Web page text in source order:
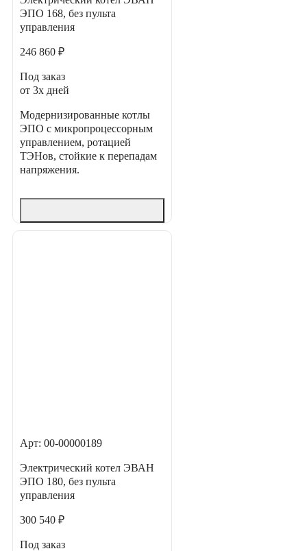
ЭПО 168, без пульта
управления
246 860 ₽
Под заказ
от 3х дней
Модернизированные котлы
ЭПО с микропроцессорным
управлением, ротацией
ТЭНов, стойкие к перепадам
напряжения.
Арт: 00-00000189
Электрический котел ЭВАН
ЭПО 180, без пульта
управления
300 540 ₽
Под заказ